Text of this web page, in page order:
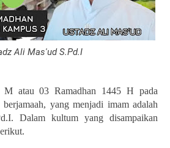
Ali Mas'ud S.Pd.I
M atau 03 Ramadhan 1445 H pada
yang menjadi imam adalah
Dalam kultum yang disampaikan